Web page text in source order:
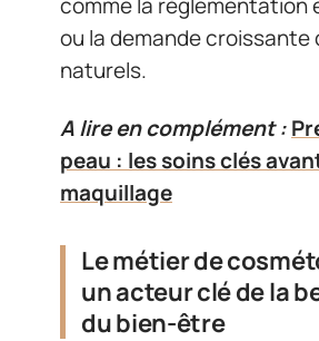
ou la demande croissante
naturels.
A lire en complément :
peau : les soins clés
maquillage
Le métier de
un acteur clé de la
du bien-être